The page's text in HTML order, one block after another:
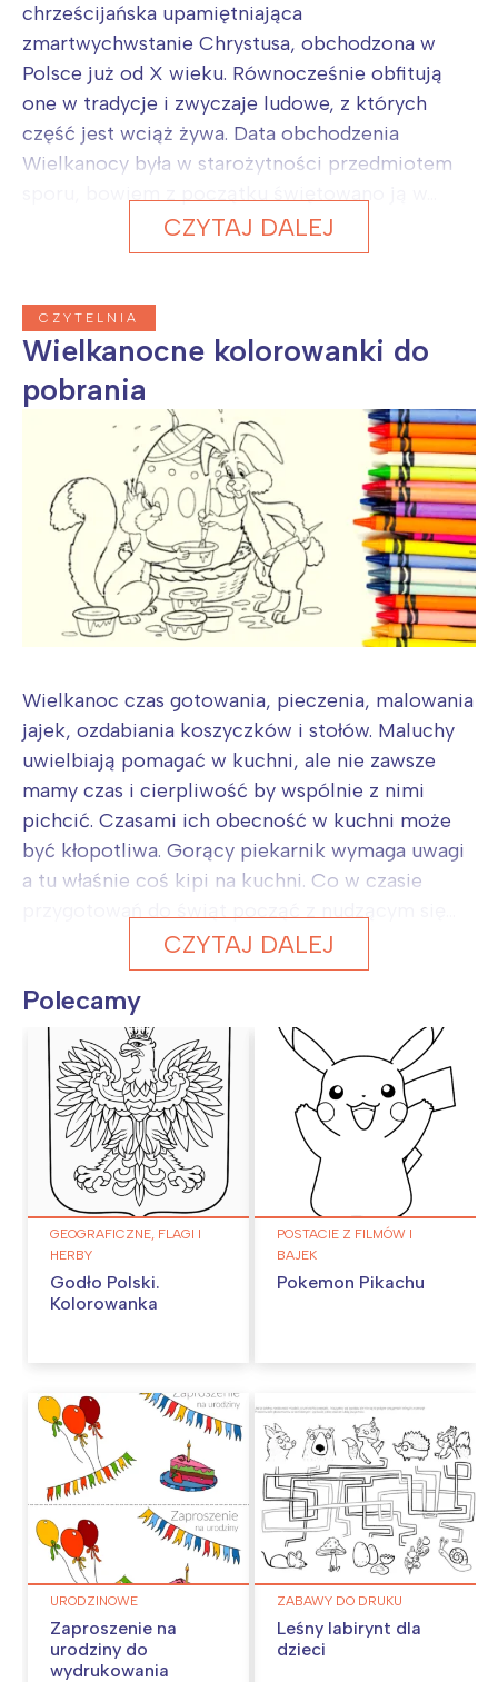
chrześcijańska upamiętniająca
zmartwychwstanie Chrystusa, obchodzona w
Polsce już od X wieku. Równocześnie obfitują
one w tradycje i zwyczaje ludowe, z których
część jest wciąż żywa. Data obchodzenia
Wielkanocy była w starożytności przedmiotem
CZYTAJ DALEJ
CZYTELNIA
Wielkanocne kolorowanki do
pobrania
Wielkanoc czas gotowania, pieczenia, malowania
jajek, ozdabiania koszyczków i stołów. Maluchy
uwielbiają pomagać w kuchni, ale nie zawsze
mamy czas i cierpliwość by wspólnie z nimi
pichcić. Czasami ich obecność w kuchni może
być kłopotliwa. Gorący piekarnik wymaga uwagi
a tu właśnie coś kipi na kuchni. Co w czasie
CZYTAJ DALEJ
Polecamy
GEOGRAFICZNE, FLAGI I
HERBY
Godło Polski.
Kolorowanka
POSTACIE Z FILMÓW I
BAJEK
Pokemon Pikachu
URODZINOWE
Zaproszenie na
urodziny do
wydrukowania
ZABAWY DO DRUKU
Leśny labirynt dla
dzieci